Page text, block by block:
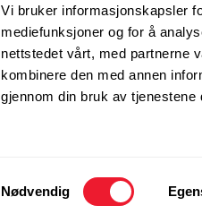
Vi bruker informasjonskapsler
mediefunksjoner og for å
nettstedet vårt, med partnerne
kombinere den med annen
gjennom din bruk av tjenestene
Samtykkevalg
Nødvendig
TJENESTER
Ingeniørtjenester
Management